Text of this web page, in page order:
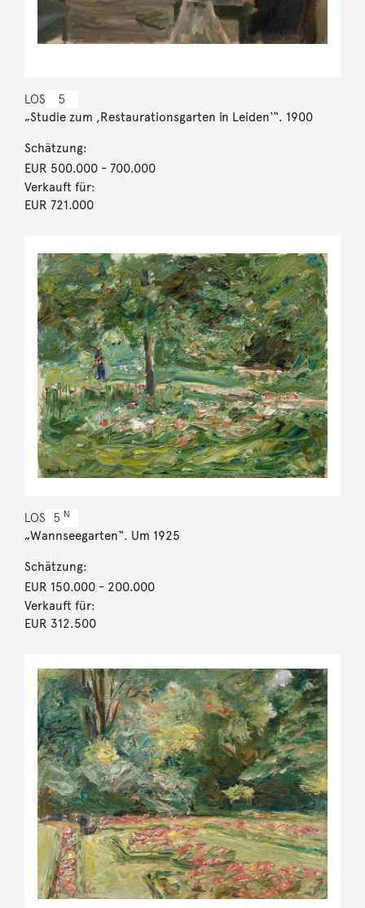
LOS 5
„Studie zum ,Restaurationsgarten in Leiden‘“. 1900
Schätzung:
EUR 500.000- 700.000
Verkauft für:
EUR 721.000
LOS 5 N
„Wannseegarten“. Um 1925
Schätzung:
EUR 150.000- 200.000
Verkauft für:
EUR 312.500